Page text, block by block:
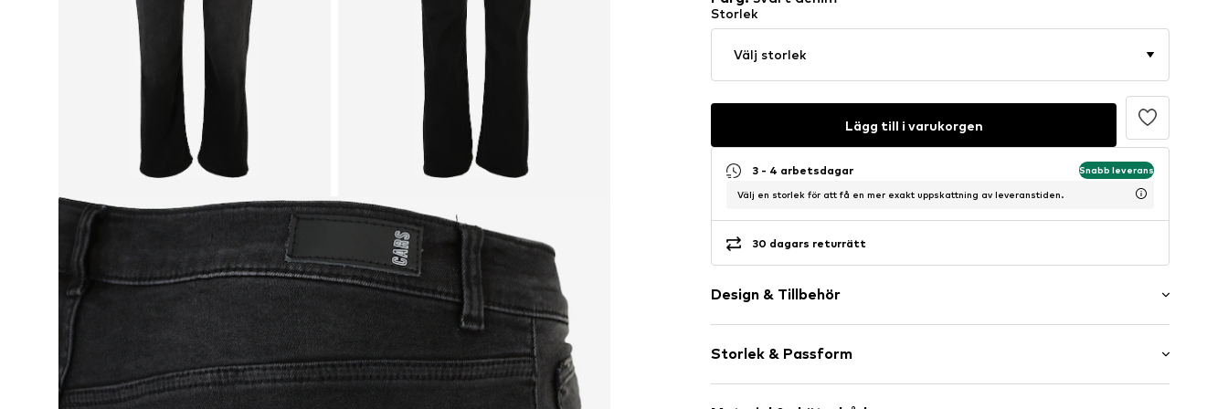
Storlek
Välj storlek
Lägg till i varukorgen
3 - 4 arbetsdagar Snabb leverans
Välj en storlek för att få en mer exakt uppskattning av leveranstiden.
30 dagars returrätt
Design & Tillbehör
Jeans
Rinsed/dark washed
Vadderad fåll/kant
Storlek & Passform